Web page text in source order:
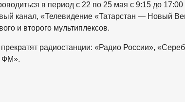
в период с 22 по 25 мая с 9:15 до
канал, «Телевидение «Татарстан — Новый
и второго мультиплексов.
радиостанции: «Радио России»,
ФМ».